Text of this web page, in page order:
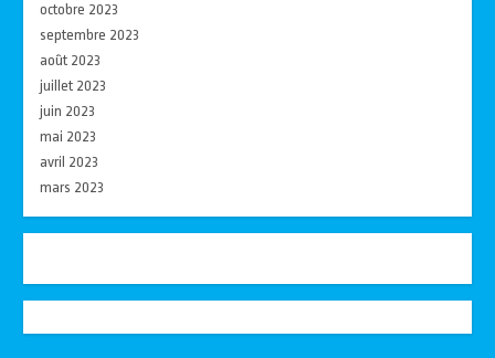
octobre 2023
septembre 2023
août 2023
juillet 2023
juin 2023
mai 2023
avril 2023
mars 2023